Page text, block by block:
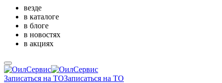
везде
в каталоге
в блоге
в новостях
в акциях
Записаться на ТОЗаписаться на ТО